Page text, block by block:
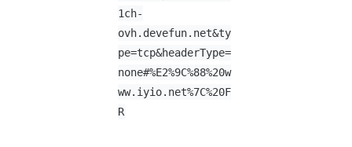
1ch-
ovh.devefun.net&ty
pe=tcp&headerType=
none#%E2%9C%88%20w
ww.iyio.net%7C%20F
R